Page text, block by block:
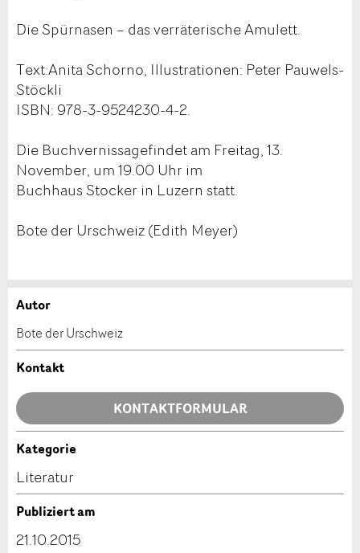
Die Spürnasen – das verräterische Amulett.
Text:Anita Schorno, Illustrationen: Peter Pauwels-
Stöckli
ISBN: 978-3-9524230-4-2.
Die Buchvernissagefindet am Freitag, 13.
November, um 19.00 Uhr im
Buchhaus Stocker in Luzern statt.
Bote der Urschweiz (Edith Meyer)
Anzeige beanstanden
Ihr Feedback wird sehr geschätzt!
Allgemeines Feedback
Anzeige nicht mehr gültig
Anzeige unvollständig
Anzeige weiterempfehlen
Empfehlen Sie diese Anzeige an Freunde weiter.
Autor
Bote der Urschweiz
Kontakt
KONTAKTFORMULAR
Kontakt
Verfassen Sie eine Nachricht für die Kontaktpersonen
Kategorie
Literatur
Publiziert am
21.10.2015